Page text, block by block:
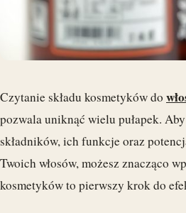
Czytanie składu kosmetyków do
pozwala uniknąć wielu pułapek.
składników, ich funkcje oraz
Twoich włosów, możesz znacząco
kosmetyków to pierwszy krok do